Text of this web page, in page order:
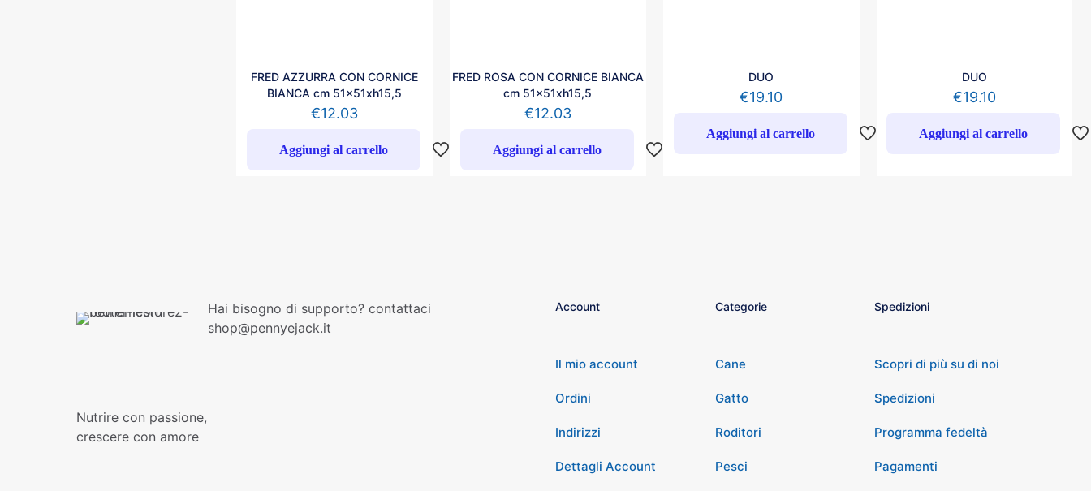
FRED AZZURRA CON CORNICE
BIANCA cm 51x51xh15,5
€12.03
Aggiungi al carrello
FRED ROSA CON CORNICE BIANCA
cm 51x51xh15,5
€12.03
Aggiungi al carrello
DUO
€19.10
Aggiungi al carrello
DUO
€19.10
Aggiungi al carrello
Hai bisogno di supporto? contattaci
shop@pennyejack.it
Nutrire con passione,
crescere con amore
Account
Il mio account
Ordini
Indirizzi
Dettagli Account
Categorie
Cane
Gatto
Roditori
Pesci
Spedizioni
Scopri di più su di noi
Spedizioni
Programma fedeltà
Pagamenti